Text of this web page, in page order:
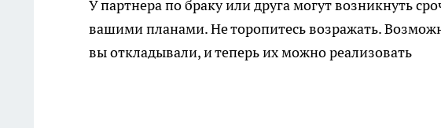
У партнера по браку или друга могут возникнуть
вашими планами. Не торопитесь возражать.
вы откладывали, и теперь их можно реализовать